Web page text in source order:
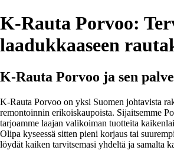
K-Rauta Porvoo:
laadukkaaseen
K-Rauta Porvoo ja sen
K-Rauta Porvoo on yksi Suomen johtavista
remontoinnin erikoiskaupoista. Sijaitsemme
tarjoamme laajan valikoiman tuotteita
Olipa kyseessä sitten pieni korjaus tai
löydät kaiken tarvitsemasi yhdeltä ja samalta